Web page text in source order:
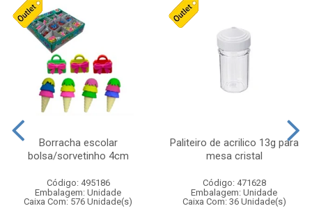
Borracha escolar
bolsa/sorvetinho 4cm
Código: 495186
Embalagem: Unidade
Caixa Com: 576 Unidade(s)
Paliteiro de acrilico 13g para
mesa cristal
Código: 471628
Embalagem: Unidade
Caixa Com: 36 Unidade(s)